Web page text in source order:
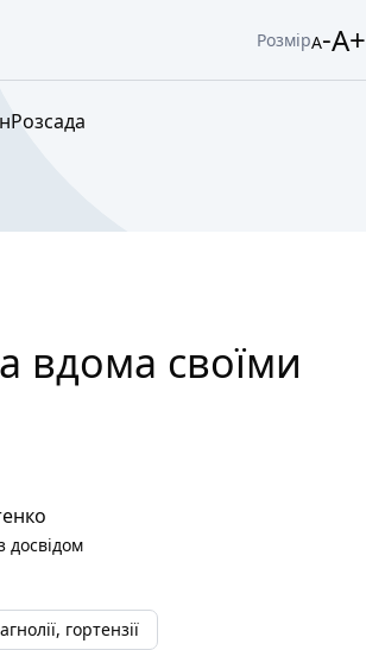
РозмірA-A+
Розсада
вдома своїми
досвідом
гортензії